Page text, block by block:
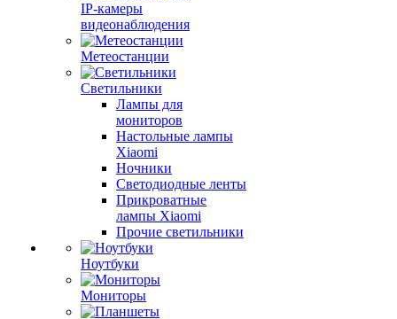
IP-камеры
видеонаблюдения
Метеостанции
Светильники
Лампы для
мониторов
Настольные лампы
Xiaomi
Ночники
Светодиодные ленты
Прикроватные
лампы Xiaomi
Прочие светильники
Ноутбуки
Мониторы